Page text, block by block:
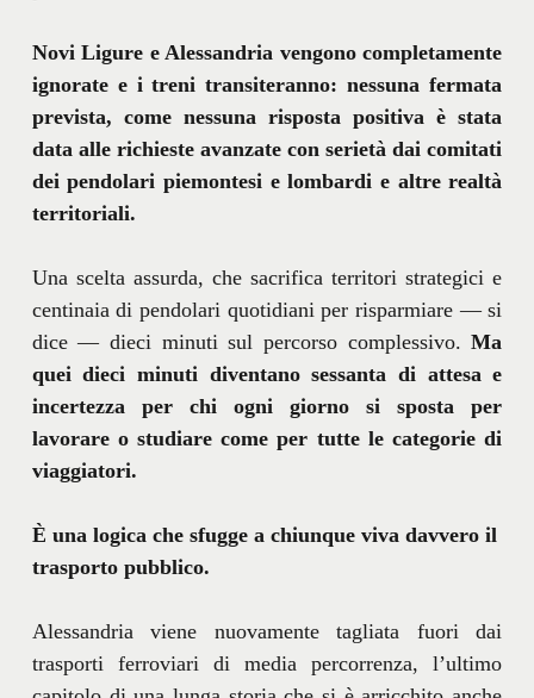
Novi Ligure e Alessandria vengono completamente
ignorate e i treni transiteranno: nessuna fermata
prevista, come nessuna risposta positiva è stata
data alle richieste avanzate con serietà dai comitati
dei pendolari piemontesi e lombardi e altre realtà
territoriali.
Una scelta assurda, che sacrifica territori strategici e
centinaia di pendolari quotidiani per risparmiare — si
dice — dieci minuti sul percorso complessivo.Ma
quei dieci minuti diventano sessanta di attesa e
incertezza per chi ogni giorno si sposta per
lavorare o studiare come per tutte le categorie di
viaggiatori.
È una logica che sfugge a chiunque viva davvero il
trasporto pubblico.
Alessandria viene nuovamente tagliata fuori dai
trasporti ferroviari di media percorrenza, l’ultimo